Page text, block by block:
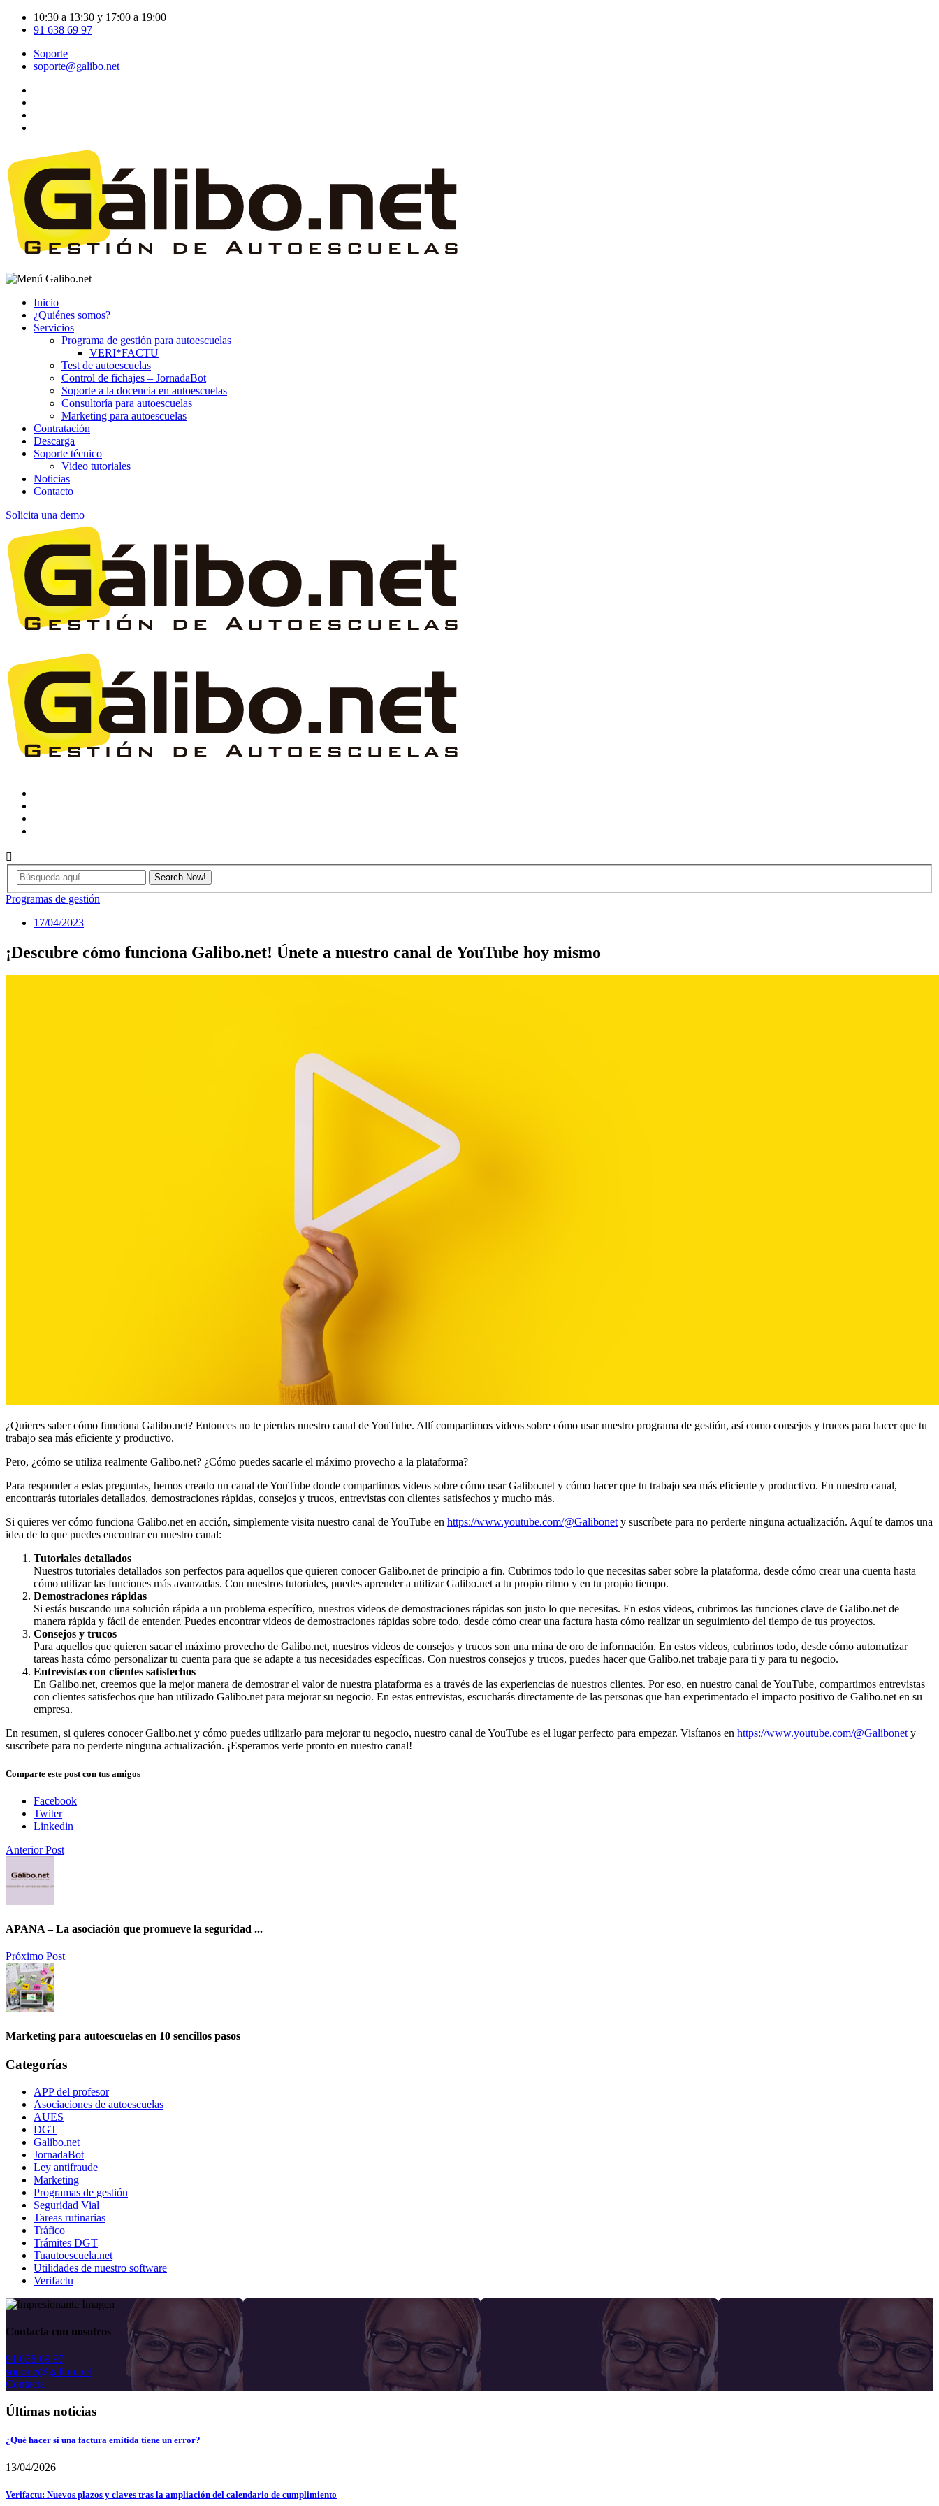
10:30 a 13:30 y 17:00 a 19:00
91 638 69 97
Soporte
soporte@galibo.net
Inicio
¿Quiénes somos?
Servicios
Programa de gestión para autoescuelas
VERI*FACTU
Test de autoescuelas
Control de fichajes – JornadaBot
Soporte a la docencia en autoescuelas
Consultoría para autoescuelas
Marketing para autoescuelas
Contratación
Descarga
Soporte técnico
Video tutoriales
Noticias
Contacto
Solicita una demo
Programas de gestión
17/04/2023
¡Descubre cómo funciona Galibo.net! Únete a nuestro canal de YouTube hoy mismo
¿Quieres saber cómo funciona Galibo.net? Entonces no te pierdas nuestro canal de YouTube. Allí compartimos videos sobre cómo usar nuestro programa de gestión, así como consejos y trucos para hacer que tu
trabajo sea más eficiente y productivo.
Pero, ¿cómo se utiliza realmente Galibo.net? ¿Cómo puedes sacarle el máximo provecho a la plataforma?
Para responder a estas preguntas, hemos creado un canal de YouTube donde compartimos videos sobre cómo usar Galibo.net y cómo hacer que tu trabajo sea más eficiente y productivo. En nuestro canal,
encontrarás tutoriales detallados, demostraciones rápidas, consejos y trucos, entrevistas con clientes satisfechos y mucho más.
Si quieres ver cómo funciona Galibo.net en acción, simplemente visita nuestro canal de YouTube en https://www.youtube.com/@Galibonety suscríbete para no perderte ninguna actualización. Aquí te damos una
idea de lo que puedes encontrar en nuestro canal:
Tutoriales detallados
Nuestros tutoriales detallados son perfectos para aquellos que quieren conocer Galibo.net de principio a fin. Cubrimos todo lo que necesitas saber sobre la plataforma, desde cómo crear una cuenta hasta
cómo utilizar las funciones más avanzadas. Con nuestros tutoriales, puedes aprender a utilizar Galibo.net a tu propio ritmo y en tu propio tiempo.
Demostraciones rápidas
Si estás buscando una solución rápida a un problema específico, nuestros videos de demostraciones rápidas son justo lo que necesitas. En estos videos, cubrimos las funciones clave de Galibo.net de
manera rápida y fácil de entender. Puedes encontrar videos de demostraciones rápidas sobre todo, desde cómo crear una factura hasta cómo realizar un seguimiento del tiempo de tus proyectos.
Consejos y trucos
Para aquellos que quieren sacar el máximo provecho de Galibo.net, nuestros videos de consejos y trucos son una mina de oro de información. En estos videos, cubrimos todo, desde cómo automatizar
tareas hasta cómo personalizar tu cuenta para que se adapte a tus necesidades específicas. Con nuestros consejos y trucos, puedes hacer que Galibo.net trabaje para ti y para tu negocio.
Entrevistas con clientes satisfechos
En Galibo.net, creemos que la mejor manera de demostrar el valor de nuestra plataforma es a través de las experiencias de nuestros clientes. Por eso, en nuestro canal de YouTube, compartimos entrevistas
con clientes satisfechos que han utilizado Galibo.net para mejorar su negocio. En estas entrevistas, escucharás directamente de las personas que han experimentado el impacto positivo de Galibo.net en su
empresa.
En resumen, si quieres conocer Galibo.net y cómo puedes utilizarlo para mejorar tu negocio, nuestro canal de YouTube es el lugar perfecto para empezar. Visítanos en https://www.youtube.com/@Galibonety
suscríbete para no perderte ninguna actualización. ¡Esperamos verte pronto en nuestro canal!
Comparte este post con tus amigos
Facebook
Twiter
Linkedin
Anterior Post
APANA – La asociación que promueve la seguridad ...
Próximo Post
Marketing para autoescuelas en 10 sencillos pasos
Categorías
APP del profesor
Asociaciones de autoescuelas
AUES
DGT
Galibo.net
JornadaBot
Ley antifraude
Marketing
Programas de gestión
Seguridad Vial
Tareas rutinarias
Tráfico
Trámites DGT
Tuautoescuela.net
Utilidades de nuestro software
Verifactu
Contacta con nosotros
91 638 69 97
soporte@galibo.net
Contacta
Últimas noticias
¿Qué hacer si una factura emitida tiene un error?
13/04/2026
Verifactu: Nuevos plazos y claves tras la ampliación del calendario de cumplimiento